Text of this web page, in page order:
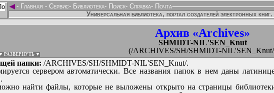
◄- Главная - Сервис- Библиотека- Поиск- Справка- Почта
Универсальная библиотека, портал создателей электронных
Архив «Archives»
SHMIDT-NIL'SEN_Knut
(/ARCHIVES/SH/SHMIDT-
▼ РАЗВЕРНУТЬ ▼
папки: /ARCHIVES/SH/SHMIDT-NIL'SEN_Knut/.
сервером автоматически. Все названия папок в нем даны
найти файлы, которые не выложены открыто на страницы